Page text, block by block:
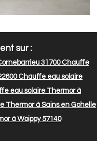
sur :
31700Chauffe
Chauffe eau solaire
eau solaire Thermor à
Thermor à Sains en Gohelle
à Woippy 57140